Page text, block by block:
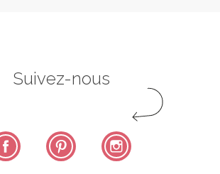
Suivez-nous
Facebook Pinterest